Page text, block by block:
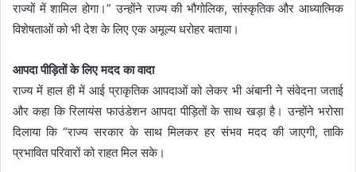
राज्यों में शामिल होगा।” उन्होंने राज्य की भौगोलिक, सांस्कृतिक और आध्यात्मिक
विशेषताओं को भी देश के लिए एक अमूल्य धरोहर बताया।
आपदा पीड़ितों के लिए मदद का वादा
राज्य में हाल ही में आई प्राकृतिक आपदाओं को लेकर भी अंबानी ने संवेदना जताई
और कहा कि रिलायंस फाउंडेशन आपदा पीड़ितों के साथ खड़ा है। उन्होंने भरोसा
दिलाया कि “राज्य सरकार के साथ मिलकर हर संभव मदद की जाएगी, ताकि
प्रभावित परिवारों को राहत मिल सके।